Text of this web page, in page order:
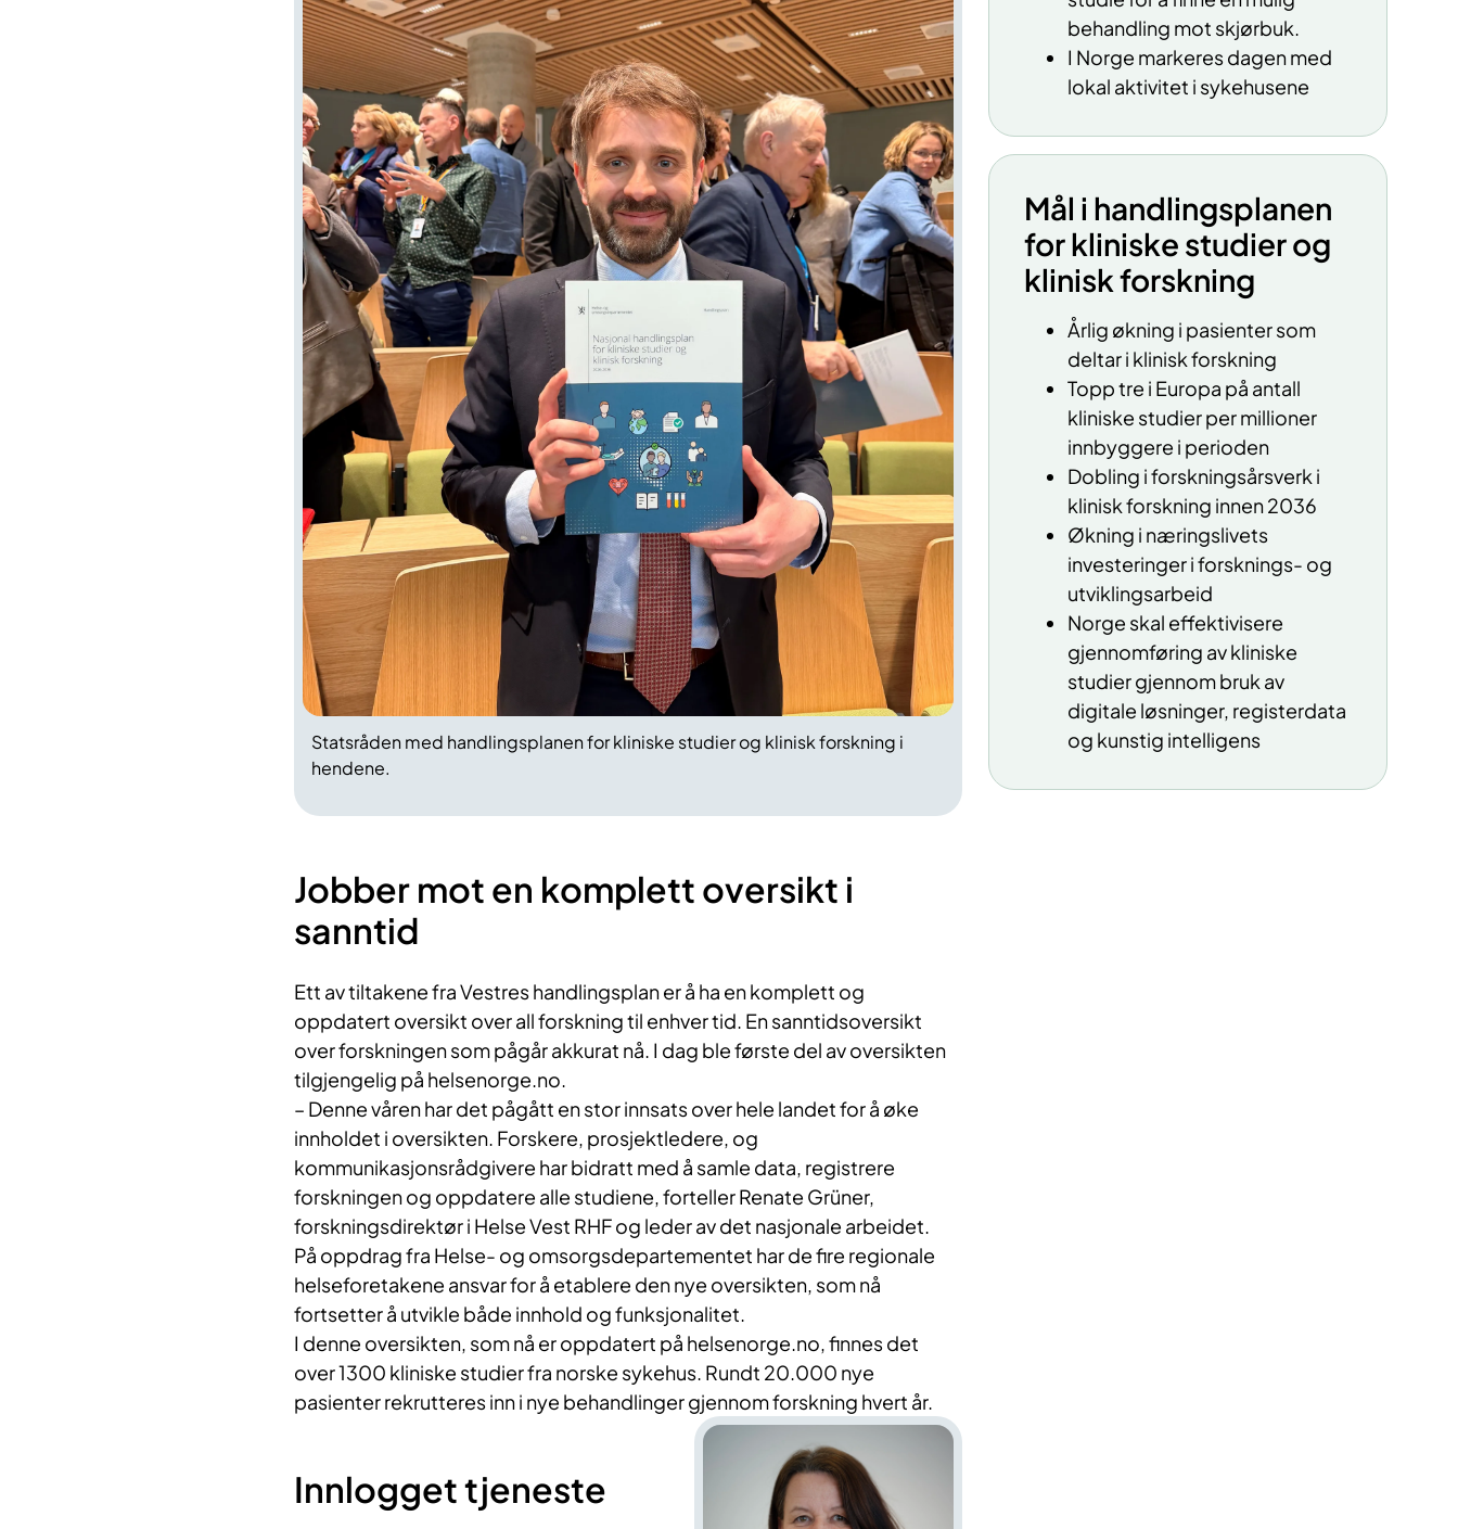
Statsråden med handlingsplanen for kliniske studier og klinisk forskning i
hendene.
Jobber mot en komplett oversikt i
sanntid
Ett av tiltakene fra Vestres handlingsplan er å ha en komplett og
oppdatert oversikt over all forskning til enhver tid. En sanntidsoversikt
over forskningen som pågår akkurat nå. I dag ble første del av oversikten
tilgjengelig på helsenorge.no.
– Denne våren har det pågått en stor innsats over hele landet for å øke
innholdet i oversikten. Forskere, prosjektledere, og
kommunikasjonsrådgivere har bidratt med å samle data, registrere
forskningen og oppdatere alle studiene, forteller Renate Grüner,
forskningsdirektør i Helse Vest RHF og leder av det nasjonale arbeidet.
På oppdrag fra Helse- og omsorgsdepartementet har de fire regionale
helseforetakene ansvar for å etablere den nye oversikten, som nå
fortsetter å utvikle både innhold og funksjonalitet.
I denne oversikten, som nå er oppdatert på helsenorge.no, finnes det
over 1300 kliniske studier fra norske sykehus. Rundt 20.000 nye
pasienter rekrutteres inn i nye behandlinger gjennom forskning hvert år.
Innlogget tjeneste
behandling mot skjørbuk.
I Norge markeres dagen med
lokal aktivitet i sykehusene
Mål i handlingsplanen
for kliniske studier og
klinisk forskning
Årlig økning i pasienter som
deltar i klinisk forskning
Topp tre i Europa på antall
kliniske studier per millioner
innbyggere i perioden
Dobling i forskningsårsverk i
klinisk forskning innen 2036
Økning i næringslivets
investeringer i forsknings- og
utviklingsarbeid
Norge skal effektivisere
gjennomføring av kliniske
studier gjennom bruk av
digitale løsninger, registerdata
og kunstig intelligens